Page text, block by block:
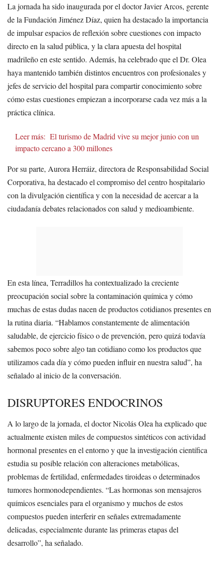
La jornada ha sido inaugurada por el doctor Javier Arcos, gerente
de la Fundación Jiménez Díaz, quien ha destacado la importancia
de impulsar espacios de reflexión sobre cuestiones con impacto
directo en la salud pública, y la clara apuesta del hospital
madrileño en este sentido. Además, ha celebrado que el Dr. Olea
haya mantenido también distintos encuentros con profesionales y
jefes de servicio del hospital para compartir conocimiento sobre
cómo estas cuestiones empiezan a incorporarse cada vez más a la
práctica clínica.
Leer más: El turismo de Madrid vive su mejor junio con un
impacto cercano a 300 millones
Por su parte, Aurora Herráiz, directora de Responsabilidad Social
Corporativa, ha destacado el compromiso del centro hospitalario
con la divulgación científica y con la necesidad de acercar a la
ciudadanía debates relacionados con salud y medioambiente.
En esta línea, Terradillos ha contextualizado la creciente
preocupación social sobre la contaminación química y cómo
muchas de estas dudas nacen de productos cotidianos presentes en
la rutina diaria. “Hablamos constantemente de alimentación
saludable, de ejercicio físico o de prevención, pero quizá todavía
sabemos poco sobre algo tan cotidiano como los productos que
utilizamos cada día y cómo pueden influir en nuestra salud”, ha
señalado al inicio de la conversación.
DISRUPTORES ENDOCRINOS
A lo largo de la jornada, el doctor Nicolás Olea ha explicado que
actualmente existen miles de compuestos sintéticos con actividad
hormonal presentes en el entorno y que la investigación científica
estudia su posible relación con alteraciones metabólicas,
problemas de fertilidad, enfermedades tiroideas o determinados
tumores hormonodependientes. “Las hormonas son mensajeros
químicos esenciales para el organismo y muchos de estos
compuestos pueden interferir en señales extremadamente
delicadas, especialmente durante las primeras etapas del
desarrollo”, ha señalado.